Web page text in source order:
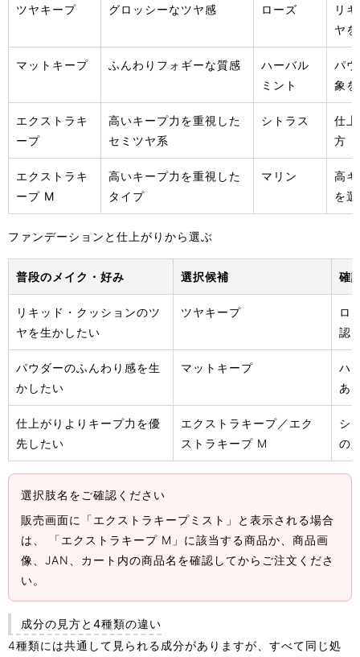
ツヤキープ グロッシーなツヤ感 ローズ
リ
ヤ
マットキープ ふんわりフォギーな質感
ハーバル
ミント
パ
象
エクストラキ
ープ
高いキープ力を重視した
セミツヤ系
シトラス
仕
方
エクストラキ
ープ M
高いキープ力を重視した
タイプ
マリン
高
を
ファンデーションと仕上がりから選ぶ
普段のメイク・好み 選択候補 確
リキッド・クッションのツ
ヤを生かしたい
ツヤキープ
ロ
認
パウダーのふんわり感を生
かしたい
マットキープ
ハ
あ
仕上がりよりキープ力を優
先したい
エクストラキープ／エク
ストラキープ M
シ
の
選択肢名をご確認ください
販売画面に「エクストラキープミスト」と表示される場合
は、 「エクストラキープ M」に該当する商品か、商品画
像、JAN、カート内の商品名を確認してからご注文くださ
い。
成分の見方と4種類の違い
4種類には共通して見られる成分がありますが、すべて同じ処